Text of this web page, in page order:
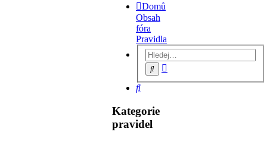
Domů
Obsah
fóra
Pravidla
Hledat
Hledat
Kategorie
pravidel